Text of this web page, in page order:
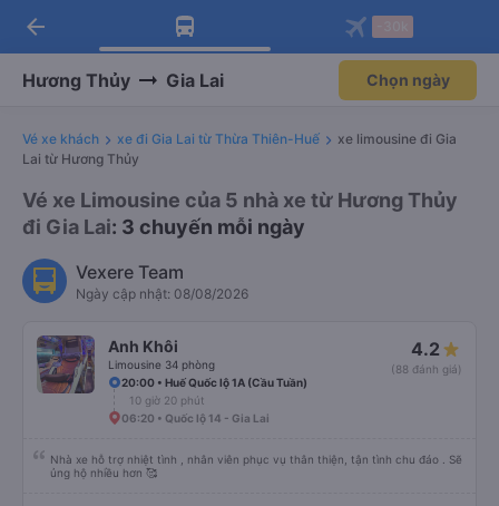
Tải app Vexere ngay!
Nhận ưu đãi thành viên độc
Mở app
Tải app Vexere
-30k/ghế khi đặt vé máy bay qua
Mở app
arrow_back
Hương Thủy Gia Lai Chọn ngày
Vé xe khách xe đi Gia Lai từ Thừa Thiên-Huế
xe limousine đi Gia
Lai từ Hương Thủy
Vé xe Limousine của 5 nhà xe từ Hương Thủy
đi Gia Lai: 3 chuyến mỗi ngày
Vexere Team
Ngày cập nhật: 08/08/2026
Anh Khôi
Limousine 34 phòng
4.2
(88 đánh giá)
20:00 • Huế Quốc lộ 1A (Cầu Tuần)
10 giờ 20 phút
06:20 • Quốc lộ 14 - Gia Lai
Nhà xe hỗ trợ nhiệt tình , nhân viên phục vụ thân thiện, tận tình chu đáo . Sẽ
ủng hộ nhiều hơn 🥰